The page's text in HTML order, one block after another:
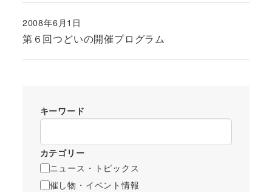
第６回つどいの開催プログラム
投稿日
2008年6月1日
キーワード
カテゴリー
ニュース・トピックス
催し物・イベント情報